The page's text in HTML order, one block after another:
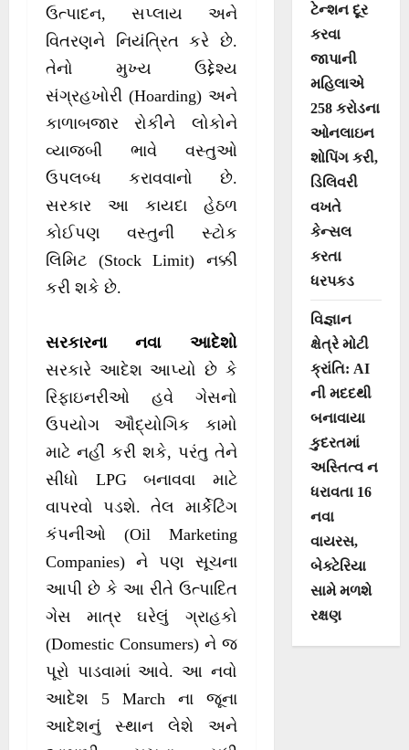
ઉત્પાદન, સપ્લાય અને
વિતરણને નિયંત્રિત કરે છે.
તેનો મુખ્ય ઉદ્દેશ્ય
સંગ્રહખોરી (Hoarding) અને
કાળાબજાર રોકીને લોકોને
વ્યાજબી ભાવે વસ્તુઓ
ઉપલબ્ધ કરાવવાનો છે.
સરકાર આ કાયદા હેઠળ
કોઈપણ વસ્તુની સ્ટોક
લિમિટ (Stock Limit) નક્કી
કરી શકે છે.
સરકારના નવા આદેશો
સરકારે આદેશ આપ્યો છે કે
રિફાઇનરીઓ હવે ગેસનો
ઉપયોગ ઔદ્યોગિક કામો
માટે નહીં કરી શકે, પરંતુ તેને
સીધો LPG બનાવવા માટે
વાપરવો પડશે. તેલ માર્કેટિંગ
કંપનીઓ (Oil Marketing
Companies) ને પણ સૂચના
આપી છે કે આ રીતે ઉત્પાદિત
ગેસ માત્ર ઘરેલું ગ્રાહકો
(Domestic Consumers) ને જ
પૂરો પાડવામાં આવે. આ નવો
આદેશ 5 March ના જૂના
આદેશનું સ્થાન લેશે અને
ટેન્શન દૂર
કરવા
જાપાની
મહિલાએ
258 કરોડના
ઓનલાઇન
શોપિંગ કરી,
ડિલિવરી
વખતે
કેન્સલ
કરતા
ધરપકડ
વિજ્ઞાન
ક્ષેત્રે મોટી
ક્રાંતિ: AI
ની મદદથી
બનાવાયા
કુદરતમાં
અસ્તિત્વ ન
ધરાવતા 16
નવા
વાયરસ,
બેક્ટેરિયા
સામે મળશે
રક્ષણ